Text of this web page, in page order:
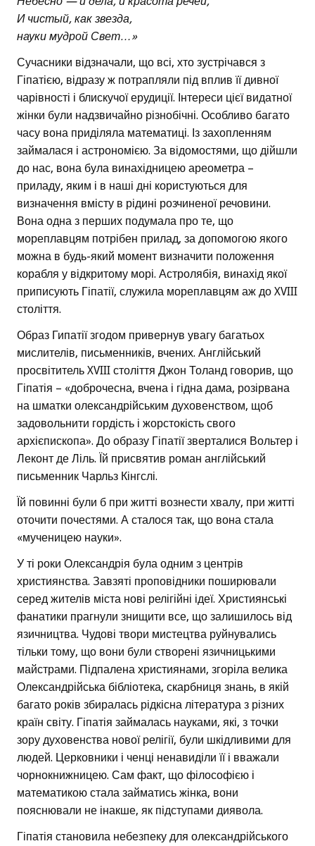
И чистый, как звезда,
науки мудрой Свет…»
Сучасники відзначали, що всі, хто зустрічався з
Гіпатією, відразу ж потрапляли під вплив її дивної
чарівності і блискучої ерудиції. Інтереси цієї видатної
жінки були надзвичайно різнобічні. Особливо багато
часу вона приділяла математиці. Із захопленням
займалася і астрономією. За відомостями, що дійшли
до нас, вона була винахідницею ареометра –
приладу, яким і в наші дні користуються для
визначення вмісту в рідині розчиненої речовини.
Вона одна з перших подумала про те, що
мореплавцям потрібен прилад, за допомогою якого
можна в будь-який момент визначити положення
корабля у відкритому морі. Астролябія, винахід якої
приписують Гіпатії, служила мореплавцям аж до XVIII
століття.
Образ Гипатії згодом привернув увагу багатьох
мислителів, письменників, вчених. Англійський
просвітитель XVIII століття Джон Толанд говорив, що
Гіпатія – «доброчесна, вчена і гідна дама, розірвана
на шматки олександрійським духовенством, щоб
задовольнити гордість і жорстокість свого
архієпископа». До образу Гіпатії зверталися Вольтер і
Леконт де Ліль. Їй присвятив роман англійський
письменник Чарльз Кінгслі.
Їй повинні були б при житті вознести хвалу, при житті
оточити почестями. А сталося так, що вона стала
«мученицею науки».
У ті роки Олександрія була одним з центрів
християнства. Завзяті проповідники поширювали
серед жителів міста нові релігійні ідеї. Християнські
фанатики прагнули знищити все, що залишилось від
язичництва. Чудові твори мистецтва руйнувались
тільки тому, що вони були створені язичницькими
майстрами. Підпалена християнами, згоріла велика
Олександрійська бібліотека, скарбниця знань, в якій
багато років збиралась рідкісна література з різних
країн світу. Гіпатія займалась науками, які, з точки
зору духовенства нової релігії, були шкідливими для
людей. Церковники і ченці ненавиділи її і вважали
чорнокнижницею. Сам факт, що філософією і
математикою стала займатись жінка, вони
пояснювали не інакше, як підступами диявола.
Гіпатія становила небезпеку для олександрійського